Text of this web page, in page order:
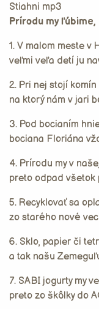
Stiahni mp3
Prírodu my
1. V malom meste v
veľmi veľa detí ju
2. Pri nej stojí komín
na ktorý nám v jari
3. Pod bocianím
bociana Floriána
4. Prírodu my v
preto odpad všetok
5. Recyklovať sa
zo starého nové
6. Sklo, papier či
a tak našu
7. SABI jogurty my
preto zo škôlky do